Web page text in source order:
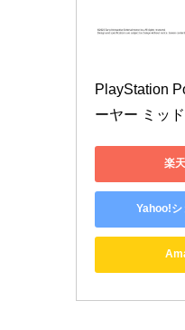
PlayStation
ーヤー ミッ
楽
Yahoo!シ